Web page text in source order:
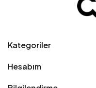
Kategoriler
Hesabım